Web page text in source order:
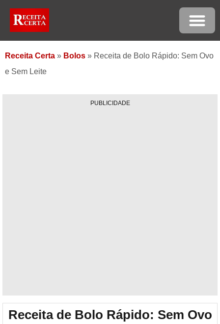
Receita Certa » Bolos » Receita de Bolo Rápido: Sem Ovo
e Sem Leite
PUBLICIDADE
Receita de Bolo Rápido: Sem Ovo